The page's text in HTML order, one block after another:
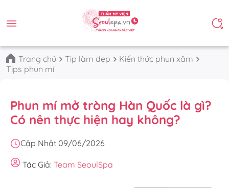
Trang chủ Tip làm đẹp
Kiến thức phun xăm
Tips phun mí
Phun mí mở tròng Hàn Quốc là gì?
Có nên thực hiện hay không?
Cập Nhật 09/06/2026
Tác Giả: Team SeoulSpa